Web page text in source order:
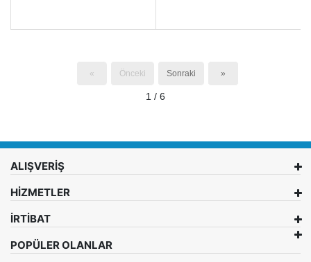
« Önceki Sonraki »
1 / 6
ALIŞVERİŞ
HİZMETLER
İRTİBAT
POPÜLER OLANLAR